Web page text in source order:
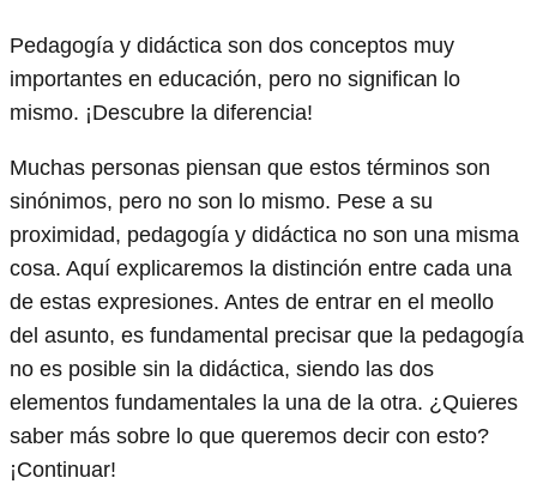
Pedagogía y didáctica son dos conceptos muy
importantes en educación, pero no significan lo
mismo. ¡Descubre la diferencia!
Muchas personas piensan que estos términos son
sinónimos, pero no son lo mismo. Pese a su
proximidad, pedagogía y didáctica no son una misma
cosa. Aquí explicaremos la distinción entre cada una
de estas expresiones. Antes de entrar en el meollo
del asunto, es fundamental precisar que la pedagogía
no es posible sin la didáctica, siendo las dos
elementos fundamentales la una de la otra. ¿Quieres
saber más sobre lo que queremos decir con esto?
¡Continuar!